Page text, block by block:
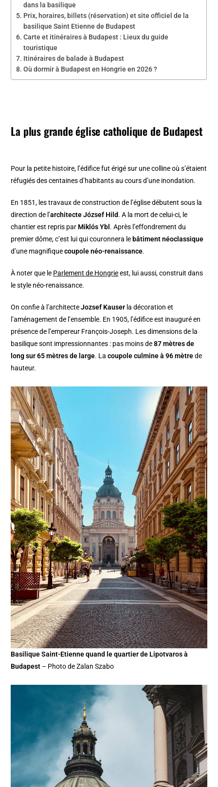
dans la basilique
Prix, horaires, billets (réservation) et site officiel de la
basilique Saint Etienne de Budapest
Carte et itinéraires à Budapest : Lieux du guide
touristique
Itinéraires de balade à Budapest
Où dormir à Budapest en Hongrie en 2026 ?
La plus grande église catholique de Budapest
Pour la petite histoire, l’édifice fut érigé sur une colline où s’étaient
réfugiés des centaines d’habitants au cours d’une inondation.
En 1851, les travaux de construction de l’église débutent sous la
direction de l’architecte József Hild. A la mort de celui-ci, le
chantier est repris par Miklós Ybl . Après l’effondrement du
premier dôme, c’est lui qui couronnera le bâtiment néoclassique
d’une magnifiquecoupole néo-renaissance.
À noter que le Parlement de Hongrieest, lui aussi, construit dans
le style néo-renaissance.
On confie à l’architecteJozsef Kauser la décoration et
l’aménagement de l’ensemble. En 1905, l’édifice est inauguré en
présence de l’empereur François-Joseph. Les dimensions de la
basilique sont impressionnantes : pas moins de87 mètres de
long sur 65 mètres de large. Lacoupole culmine à 96 mètrede
hauteur.
Basilique Saint-Etienne quand le quartier de Lipotvaros à
Budapest – Photo de Zalan Szabo